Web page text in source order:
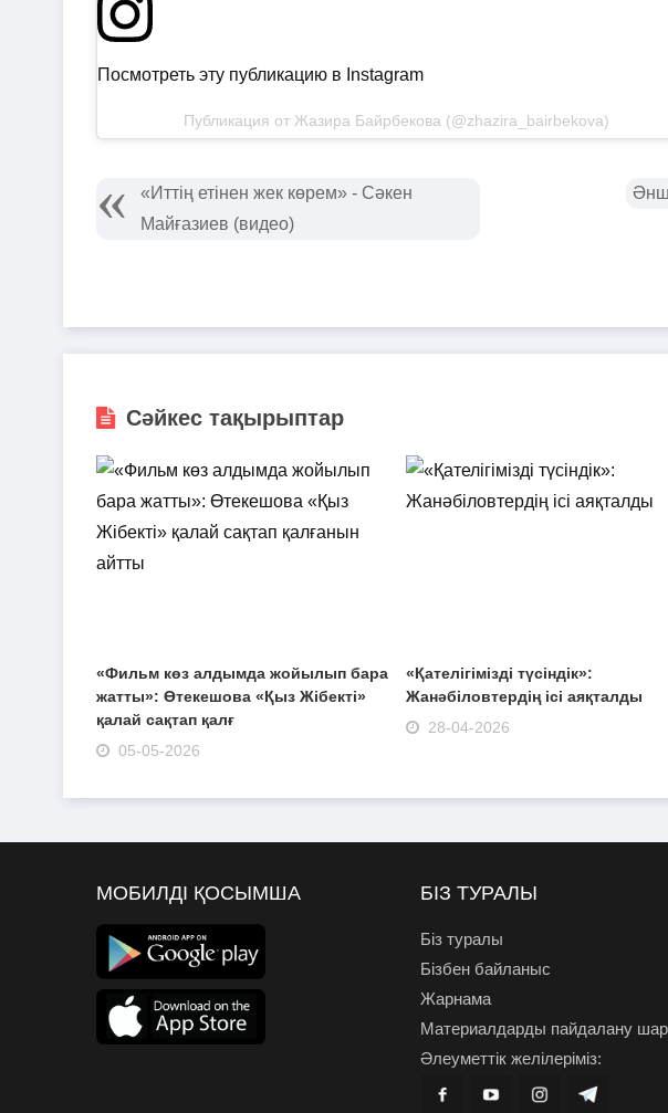
Посмотреть эту публикацию в Instagram
Публикация от Жазира Байрбекова (@zhazira_bairbekova)
«Иттің етінен жек көрем» - Сәкен
Майғазиев (видео)
Сәйкес тақырыптар
«Фильм көз алдымда жойылып бара
жатты»: Өтекешова «Қыз Жібекті»
қалай сақтап қалғ
05-05-2026
«Қателігімізді түсіндік»:
Жанәбіловтердің ісі аяқталды
28-04-2026
МОБИЛДІ ҚОСЫМША БІЗ ТУРАЛЫ
Біз туралы
Бізбен байланыс
Жарнама
Материалдарды пайдалану
Әлеуметтік желілеріміз: